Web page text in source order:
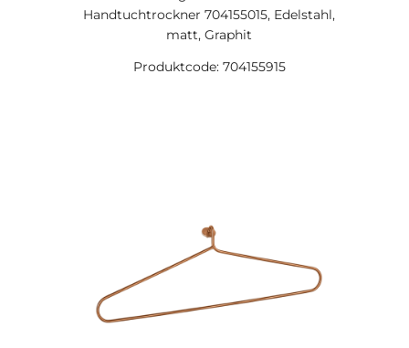
Handtuchtrockner 704155015, Edelstahl,
matt, Graphit
Produktcode: 704155915